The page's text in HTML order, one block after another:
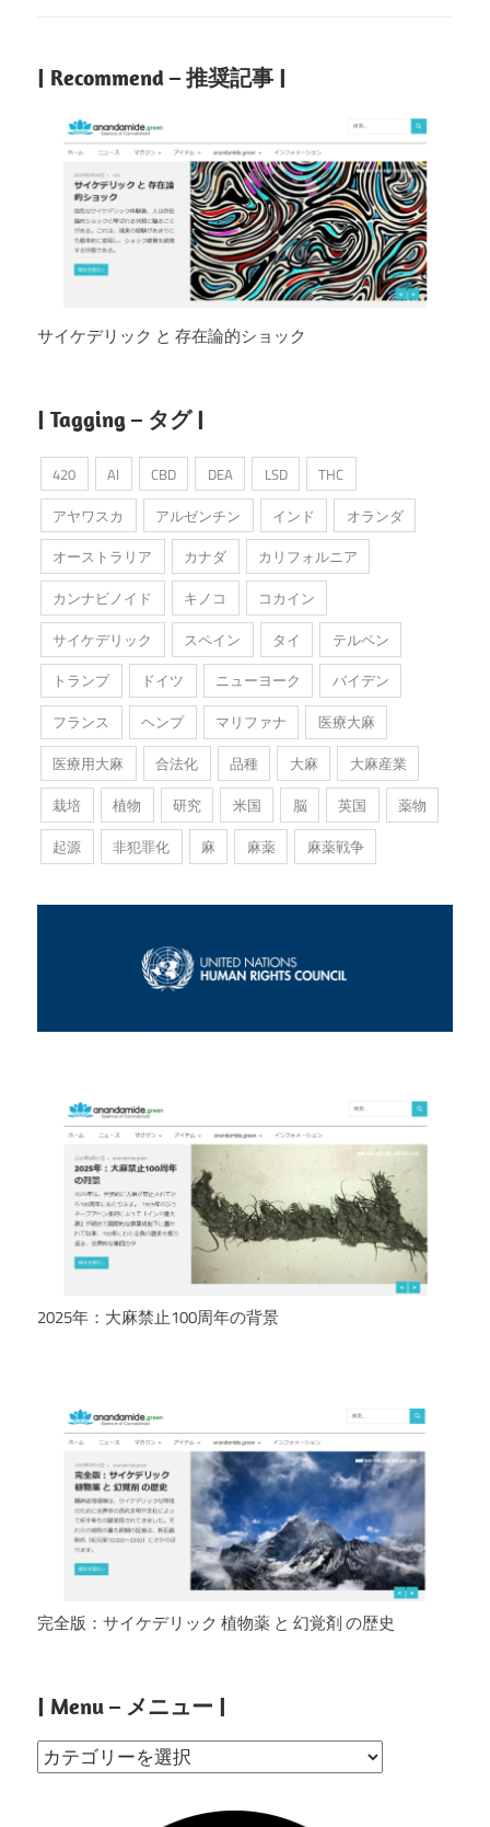
| Recommend – 推奨記事 |
サイケデリック と 存在論的ショック
| Tagging – タグ |
420 AI CBD DEA LSD
THC
アヤワスカ
アルゼンチン インド
オランダ
オーストラリア
カナダ
カリフォルニア
カンナビノイド
キノコ
コカイン
サイケデリック
スペイン タイ
テルペン
トランプ
ドイツ ニューヨーク
バイデン
フランス
ヘンプ マリファナ
医療大麻
医療用大麻
合法化 品種 大麻
大麻産業
栽培
植物 研究 米国 脳 英国
薬物
起源
非犯罪化 麻 麻薬 麻薬戦争
2025年：大麻禁止100周年の背景
完全版：サイケデリック 植物薬 と 幻覚剤 の歴史
| Menu – メニュー |